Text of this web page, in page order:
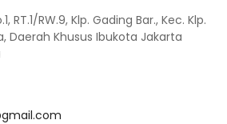
RT.1/RW.9, Klp. Gading Bar., Kec. Klp.
Daerah Khusus Ibukota Jakarta